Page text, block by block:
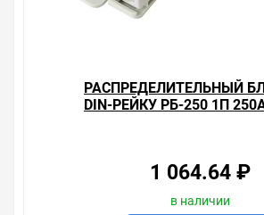
конкретного товара, получить
Свяжитесь с нами любым способом,
РАСПРЕДЕЛИТЕЛЬНЫЙ
DIN-РЕЙКУ РБ-250 1П
1 064.64 ₽
в наличии